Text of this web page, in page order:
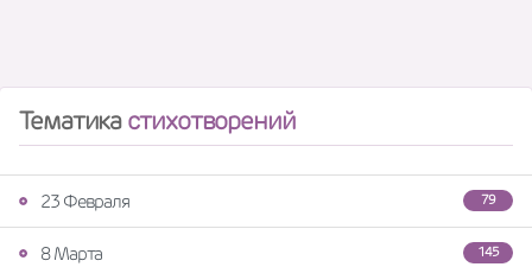
Тематикастихотворений
79
23 Февраля
145
8 Марта